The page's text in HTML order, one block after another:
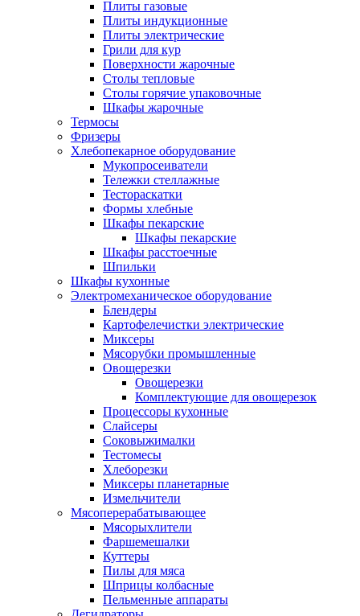
Плиты газовые
Плиты индукционные
Плиты электрические
Грили для кур
Поверхности жарочные
Столы тепловые
Столы горячие упаковочные
Шкафы жарочные
Термосы
Фризеры
Хлебопекарное оборудование
Мукопросеиватели
Тележки стеллажные
Тестораскатки
Формы хлебные
Шкафы пекарские
Шкафы пекарские
Шкафы расстоечные
Шпильки
Шкафы кухонные
Электромеханическое оборудование
Блендеры
Картофелечистки электрические
Миксеры
Мясорубки промышленные
Овощерезки
Овощерезки
Комплектующие для овощерезок
Процессоры кухонные
Слайсеры
Соковыжималки
Тестомесы
Хлеборезки
Миксеры планетарные
Измельчители
Мясоперерабатывающее
Мясорыхлители
Фаршемешалки
Куттеры
Пилы для мяса
Шприцы колбасные
Пельменные аппараты